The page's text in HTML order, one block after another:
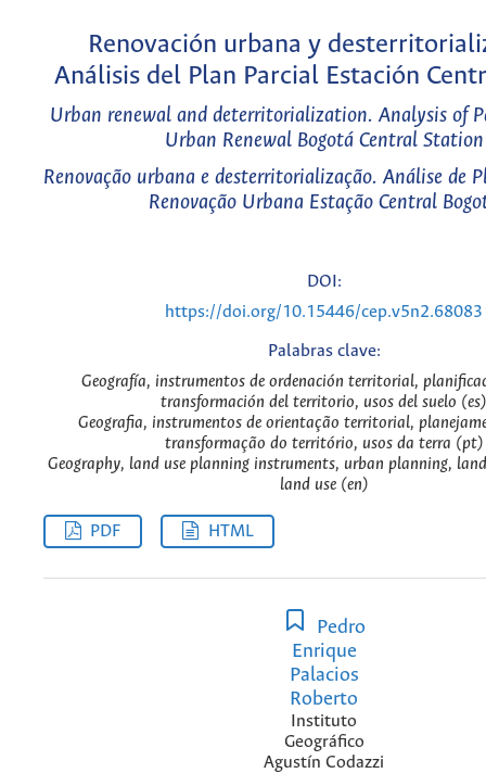
Renovación urbana y
Análisis del Plan Parcial Estación
Urban renewal and deterritorialization. Analysis of
Urban Renewal Bogotá Central Station
Renovação urbana e desterritorialização. Análise de
Renovação Urbana Estação Central
DOI:
https://doi.org/10.15446/cep.v5n2.68083
Palabras clave:
Geografía, instrumentos de ordenación territorial,
transformación del territorio, usos del suelo (es)
Geografia, instrumentos de orientação territorial,
transformação do território, usos da terra (pt)
Geography, land use planning instruments, urban planning,
land use (en)
PDF HTML
Pedro
Enrique
Palacios
Roberto
Instituto
Geográfico
Agustín Codazzi